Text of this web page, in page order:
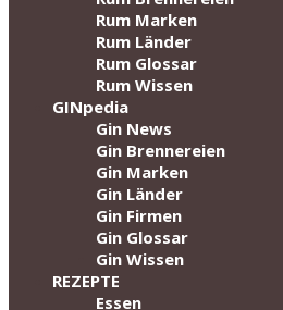
Rum Marken
Rum Länder
Rum Glossar
Rum Wissen
GINpedia
Gin News
Gin Brennereien
Gin Marken
Gin Länder
Gin Firmen
Gin Glossar
Gin Wissen
REZEPTE
Essen